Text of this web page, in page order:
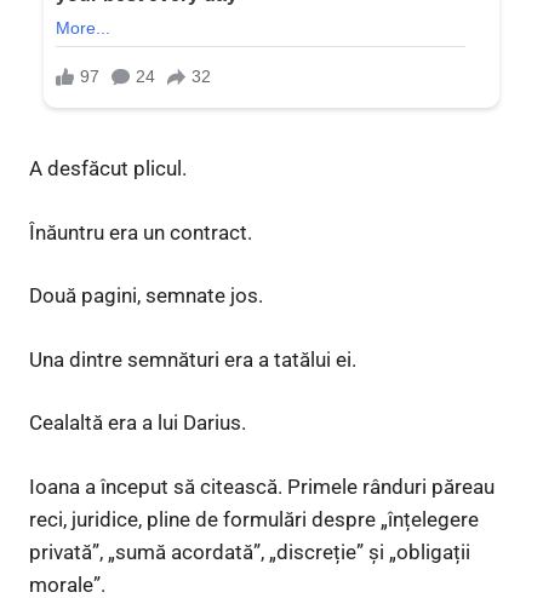
A desfăcut plicul.
Înăuntru era un contract.
Două pagini, semnate jos.
Una dintre semnături era a tatălui ei.
Cealaltă era a lui Darius.
Ioana a început să citească. Primele rânduri păreau
reci, juridice, pline de formulări despre „înțelegere
privată”, „sumă acordată”, „discreție” și „obligații
morale”.